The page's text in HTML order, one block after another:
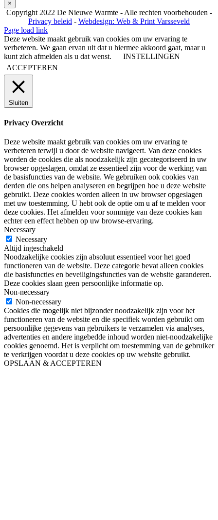
×
Copyright 2022 De Nieuwe Warmte - Alle rechten voorbehouden -
Privacy beleid - Webdesign: Web & Print Varsseveld
Page load link
Deze website maakt gebruik van cookies om uw ervaring te
verbeteren. We gaan ervan uit dat u hiermee akkoord gaat, maar u
kunt zich afmelden als u dat wenst.
INSTELLINGEN
ACCEPTEREN
Sluiten
Privacy Overzicht
Deze website maakt gebruik van cookies om uw ervaring te
verbeteren terwijl u door de website navigeert. Van deze cookies
worden de cookies die als noodzakelijk zijn gecategoriseerd in uw
browser opgeslagen, omdat ze essentieel zijn voor de werking van
de basisfuncties van de website. We gebruiken ook cookies van
derden die ons helpen analyseren en begrijpen hoe u deze website
gebruikt. Deze cookies worden alleen in uw browser opgeslagen
met uw toestemming. U hebt ook de optie om u af te melden voor
deze cookies. Het afmelden voor sommige van deze cookies kan
echter een effect hebben op uw browse-ervaring.
Necessary
Necessary
Altijd ingeschakeld
Noodzakelijke cookies zijn absoluut essentieel voor het goed
functioneren van de website. Deze categorie bevat alleen cookies
die basisfuncties en beveiligingsfuncties van de website garanderen.
Deze cookies slaan geen persoonlijke informatie op.
Non-necessary
Non-necessary
Cookies die mogelijk niet bijzonder noodzakelijk zijn voor het
functioneren van de website en die specifiek worden gebruikt om
persoonlijke gegevens van gebruikers te verzamelen via analyses,
advertenties en andere ingebedde inhoud worden niet-noodzakelijke
cookies genoemd. Het is verplicht om toestemming van de gebruiker
te verkrijgen voordat u deze cookies op uw website gebruikt.
OPSLAAN & ACCEPTEREN